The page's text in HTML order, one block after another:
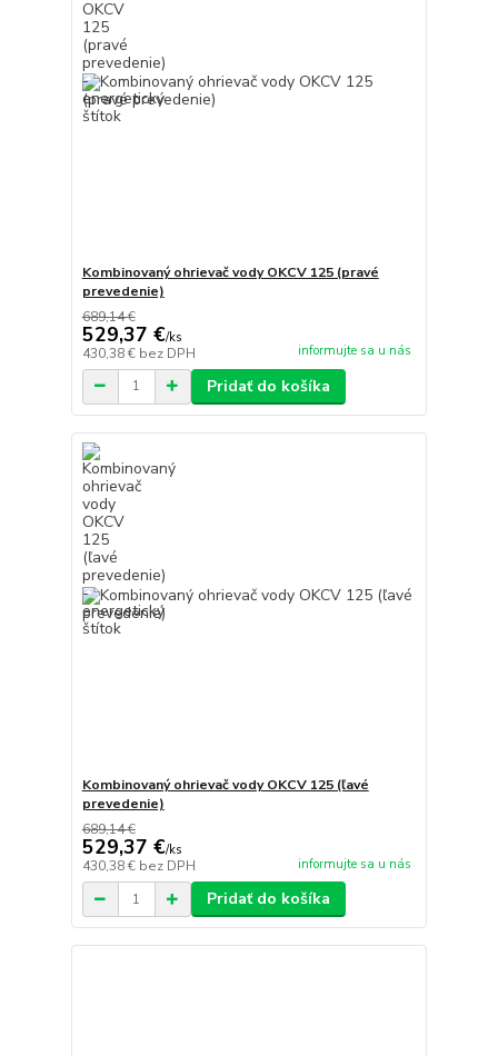
Kombinovaný ohrievač vody OKCV 125 (pravé
prevedenie)
689,14 €
529,37 €/ks
430,38 € bez DPH informujte sa u nás
Pridať do košíka
Kombinovaný ohrievač vody OKCV 125 (ľavé
prevedenie)
689,14 €
529,37 €/ks
430,38 € bez DPH informujte sa u nás
Pridať do košíka